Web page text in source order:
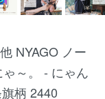
NYAGO ノー
～。 - にゃん
柄 2440